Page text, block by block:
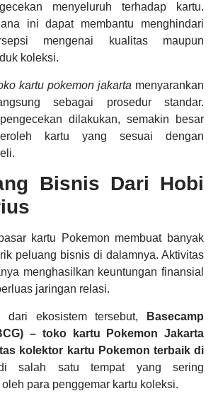
menyeluruh terhadap kartu.
ini dapat membantu menghindari
mengenai kualitas maupun
koleksi.
kartu pokemon jakarta menyarankan
sebagai prosedur standar.
dilakukan, semakin besar
kartu yang sesuai dengan
Bisnis Dari Hobi
kartu Pokemon membuat banyak
peluang bisnis di dalamnya. Aktivitas
menghasilkan keuntungan finansial
jaringan relasi.
dari ekosistem tersebut,
Basecamp
– toko kartu Pokemon Jakarta
kolektor kartu Pokemon terbaik di
salah satu tempat yang sering
para penggemar kartu koleksi.